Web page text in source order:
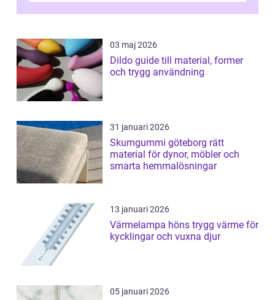
03 maj 2026
Dildo guide till material, former
och trygg användning
31 januari 2026
Skumgummi göteborg rätt
material för dynor, möbler och
smarta hemmalösningar
13 januari 2026
Värmelampa höns trygg värme för
kycklingar och vuxna djur
05 januari 2026